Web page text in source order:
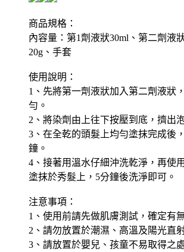
商品規格：
內容量：第1劑液狀30ml、第二劑液
20g、手套
使用說明：
1、先將第一劑液狀加入第二劑液狀
勻。
2、將染劑由上往下按壓到底，擠出
3、在全乾的頭髮上均勻塗抹完成後
鐘。
4、接著用溫水仔細沖洗乾淨，再使
塗抹於秀髮上，5分鐘後洗淨即可。
注意事項：
1、使用前請先做肌膚測試，確定有
2、請勿放置於潮濕、高溫及陽光直
3、請放置於嬰兒、孩童不易取得之